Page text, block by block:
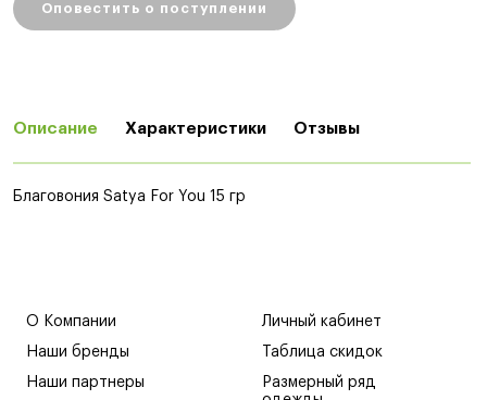
Оповестить о поступлении
Описание Характеристики Отзывы
Благовония Satya For You 15 гр
О Компании
Наши бренды
Наши партнеры
Личный кабинет
Таблица скидок
Размерный ряд